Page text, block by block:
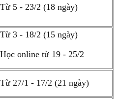
Từ 5 - 23/2 (18 ngày)
Từ 3 - 18/2 (15 ngày)
Học online từ 19 - 25/2
Từ 27/1 - 17/2 (21 ngày)